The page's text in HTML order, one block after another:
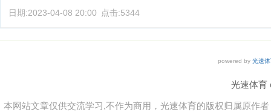
日期:2023-04-08 20:00 点击:5344
powered by 光速
光速体育
本网站文章仅供交流学习,不作为商用，光速体育的版权归属原作